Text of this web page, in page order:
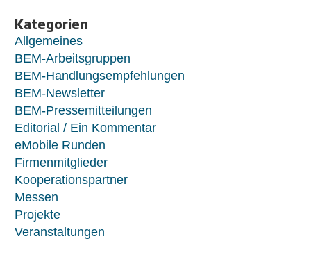
Kategorien
Allgemeines
BEM-Arbeitsgruppen
BEM-Handlungsempfehlungen
BEM-Newsletter
BEM-Pressemitteilungen
Editorial / Ein Kommentar
eMobile Runden
Firmenmitglieder
Kooperationspartner
Messen
Projekte
Veranstaltungen